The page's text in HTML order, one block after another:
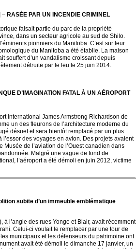
– RASÉE PAR UN INCENDIE CRIMINEL
faisait partie du parc de la propriété
dans un secteur agricole au sud de Shilo.
pionniers du Manitoba. C’est sur leur
du Manitoba a été établie. La maison
souffert d’un vandalisme croissant depuis
détruite par le feu le 25 juin 2014.
D’IMAGINATION FATAL À UN AÉROPORT
international James Armstrong Richardson de
un des fleurons de l’architecture moderne du
désuet et sera bientôt remplacé par un plus
des voyages en avion. Des projets avaient
Musée de l’aviation de l’Ouest canadien dans
Malgré une vague de fond de
l’aéroport a été démoli en juin 2012, victime
subite d’un immeuble emblématique
à l’angle des rues Yonge et Blair, avait récemment
Celui-ci voulait le remplacer par une tour de
municipaux et les défenseurs du patrimoine ont
avait été démoli le dimanche 17 janvier, un